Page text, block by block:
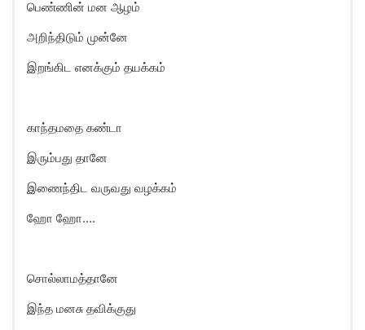
பெண்ணின் மன ஆழம்
அறிந்திடும் முன்னே
இறங்கிட எனக்கும் தயக்கம்
காந்தமதை கண்டா
இரும்பது தானே
இணைந்திட வருவது வழக்கம்
ஹாே ஹாே….
சொல்லாமத்தானே
இந்த மனசு தவிக்குது